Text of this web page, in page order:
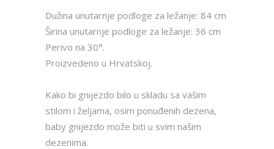
Dužina unutarnje podloge za ležanje: 84 cm
Širina unutarnje podloge za ležanje: 36 cm
Perivo na 30°.
Proizvedeno u Hrvatskoj.
Kako bi gnijezdo bilo u skladu sa vašim
stilom i željama, osim ponuđenih dezena,
baby gnijezdo može biti u svim našim
dezenima.